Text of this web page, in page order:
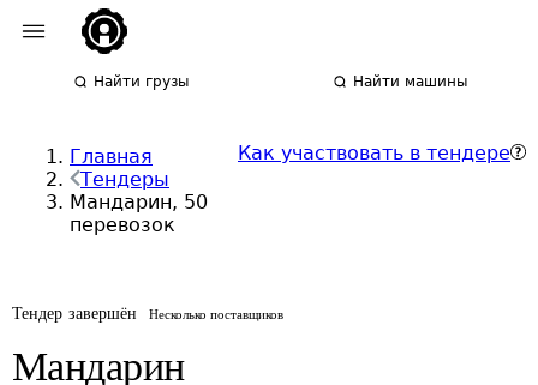
Найти грузы Найти машины
Главная
Тендеры
Мандарин, 50
перевозок
Как участвовать в тендере
Тендер завершён Несколько поставщиков
Мандарин